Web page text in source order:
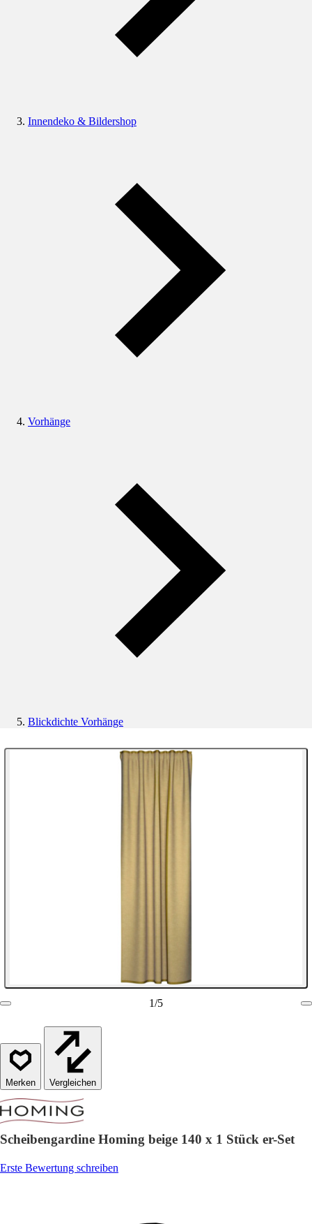
Innendeko & Bildershop
Vorhänge
Blickdichte Vorhänge
1/5
Vergleichen
Scheibengardine Homing beige 140 x 1 Stück er-Set
Erste Bewertung schreiben